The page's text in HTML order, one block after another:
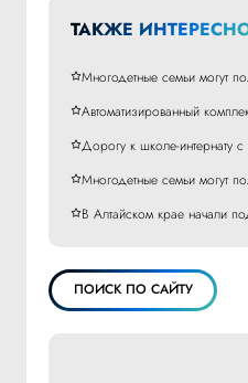
ТАКЖЕ
Многодетные семьи могут
Автоматизированный
Дорогу к школе-интернату
Многодетные семьи могут
В Алтайском крае начали
ПОИСК ПО САЙТУ